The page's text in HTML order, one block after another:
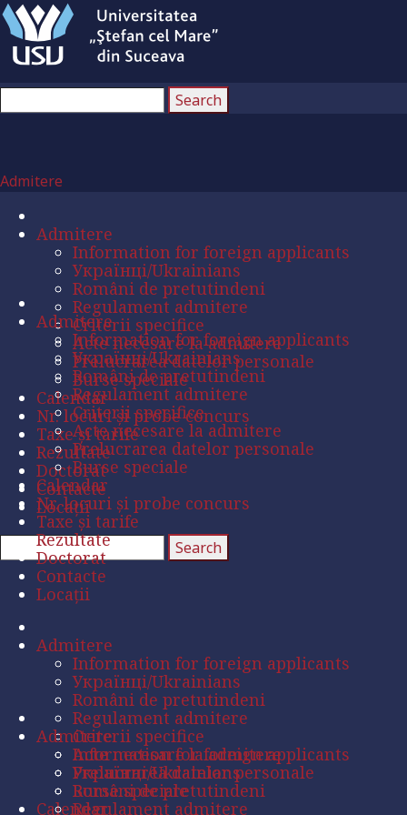
Admitere
Admitere
Information for foreign applicants
Українці/Ukrainians
Români de pretutindeni
Regulament admitere
Criterii specifice
Acte necesare la admitere
Prelucrarea datelor personale
Burse speciale
Calendar
Nr. locuri și probe concurs
Taxe și tarife
Rezultate
Doctorat
Contacte
Locații
Admitere
Information for foreign applicants
Українці/Ukrainians
Români de pretutindeni
Regulament admitere
Criterii specifice
Acte necesare la admitere
Prelucrarea datelor personale
Burse speciale
Calendar
Nr. locuri și probe concurs
Taxe și tarife
Rezultate
Doctorat
Contacte
Locații
Admitere
Information for foreign applicants
Українці/Ukrainians
Români de pretutindeni
Regulament admitere
Criterii specifice
Acte necesare la admitere
Prelucrarea datelor personale
Burse speciale
Calendar
Admitere
Information for foreign applicants
Українці/Ukrainians
Români de pretutindeni
Regulament admitere